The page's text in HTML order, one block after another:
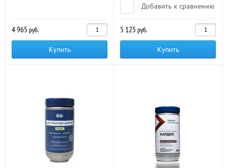
4 965 руб.
Купить
Добавить к сравнению
5 125 руб.
Купить